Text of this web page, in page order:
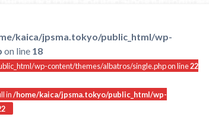
kaica/jpsma.tokyo/public_html/wp-
on line 18
wp-content/themes/albatros/single.php on line22
in /home/kaica/jpsma.tokyo/public_html/wp-